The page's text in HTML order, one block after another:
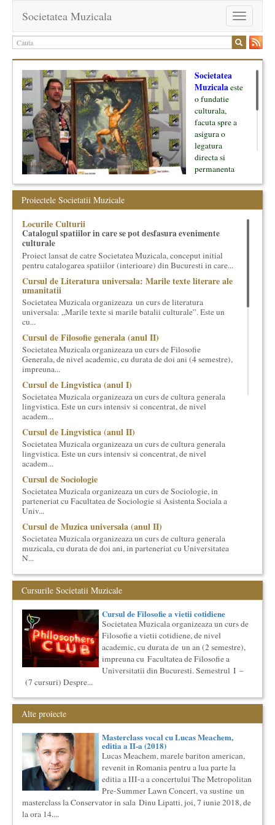
Toggle
navigation
Societatea Muzicala
Societatea
Muzicalaeste
o fundatie
culturala,
facuta spre a
asigura o
legatura
directa si
permanenta
oamenii ei, pe
inceput cu muzica clasica - si de aici numele -, insa acum
dezvoltam proiecte si in alte domenii ale culturii.
Facem management cultural, dezvoltam si administram proiecte
proprii sau preluate, modele si sisteme de finantare, marketing
cultural si consultanta. Organizam concursuri, concerte si
evenimente culturale, private sau publice, tinem cursuri de
cultura generala muzicala, teatrala, filosofica si de alte feluri.
Cuvinte in plus despre proiect, despre cei care il administreaza si
cei care il finantateaza sunt in rubricile de mai jos.
Proiectele Societatii Muzicale
Locurile Culturii
Catalogul spatiilor in care se pot desfasura evenimente
culturale
Proiect lansat de catre Societatea Muzicala, conceput initial
pentru catalogarea spatiilor (interioare) din Bucuresti in care...
Cursul de Literatura universala: Marile texte literare ale
umanitatii
Societatea Muzicala organizeaza un curs de literatura
universala: „Marile texte si marile batalii culturale”. Este un
cu...
Cursul de Filosofie generala (anul II)
Societatea Muzicala organizeaza un curs de Filosofie
Generala, de nivel academic, cu durata de doi ani (4 semestre),
impreuna...
Cursul de Lingvistica (anul I)
Societatea Muzicala organizeaza un curs de cultura generala
lingvistica. Este un curs intensiv si concentrat, de nivel
academ...
Cursul de Lingvistica (anul II)
Societatea Muzicala organizeaza un curs de cultura generala
lingvistica. Este un curs intensiv si concentrat, de nivel
academ...
Cursul de Sociologie
Societatea Muzicala organizeaza un curs de Sociologie, in
parteneriat cu Facultatea de Sociologie si Asistenta Sociala a
Univ...
Cursul de Muzica universala (anul II)
Societatea Muzicala organizeaza un curs de cultura generala
muzicala, cu durata de doi ani, in parteneriat cu Universitatea
N...
The Fever
By Wallace Shawn, with Simona Maicanescu
The Fever de Wallace Shawn, one-woman show cu Simona
inchidere ...
O bucatarie ca-n filme
Carte – Film – Mancare boiereasca Lansarea cartii O bucatarie
ca-n filme, Scenotopul bucatariei in Noul Cinema Romanes...
Masterclass vocal cu Lucas Meachem
Lucas Meachem, marele bariton american, care va sustine
concertul de la Atheneul Roman al Societatii Muzicale din 23
aprilie,...
Imaginary Beyond Reality
Expozitie de arta fotografica
Expozitie de arta fotografica
Spatiu: neoBhoema Art & Social Lab, Palatul Universul,
...
Elitele Romaniei
Anuarul Elitei culturale si stiintifice din Romania
Proiectul lansat de catre Societatea Muzicala, a fost conceput
initial ca un anuar al elitei muzicale din Romania – anuar...
Cursurile Societatii Muzicale
Cursul de Filosofie a vietii cotidiene
Societatea Muzicala organizeaza un curs de
Filosofie a vietii cotidiene, de nivel
academic, cu durata de un an (2 semestre),
impreuna cu Facultatea de Filosofie a
Universitatii din Bucuresti. Semestrul I –
(7 cursuri) Despre...
Alte proiecte
Masterclass vocal cu Lucas Meachem,
editia a II-a (2018)
Lucas Meachem, marele bariton american,
revenit in Romania pentru a lua parte la
editia a III-a a concertului The Metropolitan
Pre-Summer Lawn Concert, va sustine un
masterclass la Conservator in sala Dinu Lipatti, joi, 7 iunie 2018, de
la ora 14....